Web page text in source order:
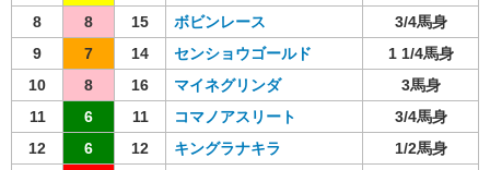
8
8 15 ボビンレース
3/4馬身
9
7 14 センショウゴールド
1 1/4馬身
10
8 16 マイネグリンダ
3馬身
11
6 11 コマノアスリート
3/4馬身
12
6 12 キングラナキラ
1/2馬身